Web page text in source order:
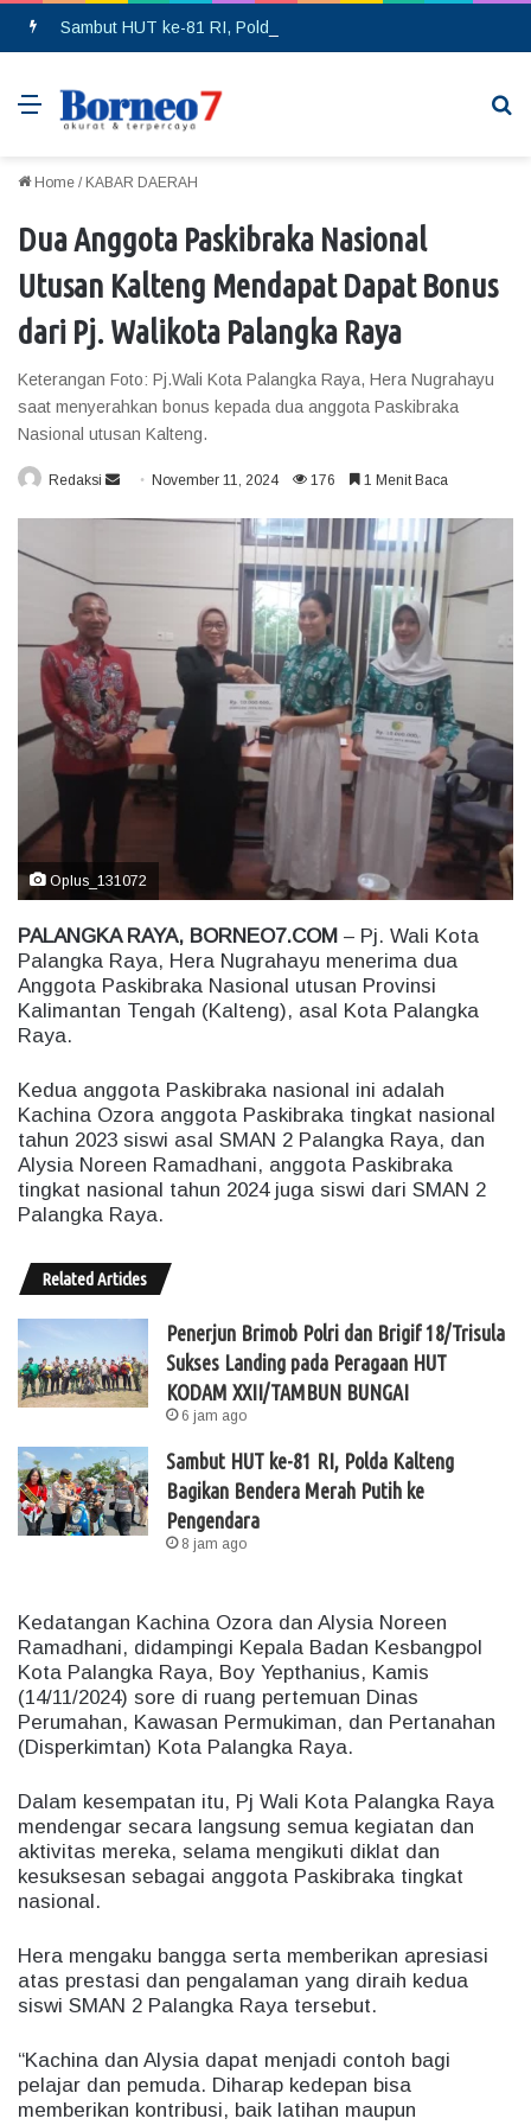
Menu
Home / KABAR DAERAH
Dua Anggota Paskibraka Nasional
Utusan Kalteng Mendapat Dapat Bonus
dari Pj. Walikota Palangka Raya
Keterangan Foto: Pj.Wali Kota Palangka Raya, Hera Nugrahayu
saat menyerahkan bonus kepada dua anggota Paskibraka
Nasional utusan Kalteng.
Redaksi
e
m
a
i
l
November 11, 2024 176 1 Menit Baca
Oplus_131072
PALANGKA RAYA, BORNEO7.COM – Pj. Wali Kota
Palangka Raya, Hera Nugrahayu menerima dua
Anggota Paskibraka Nasional utusan Provinsi
Kalimantan Tengah (Kalteng), asal Kota Palangka
Raya.
Kedua anggota Paskibraka nasional ini adalah
Kachina Ozora anggota Paskibraka tingkat nasional
tahun 2023 siswi asal SMAN 2 Palangka Raya, dan
Alysia Noreen Ramadhani, anggota Paskibraka
tingkat nasional tahun 2024 juga siswi dari SMAN 2
Palangka Raya.
Related Articles
Penerjun Brimob Polri dan Brigif 18/Trisula
Sukses Landing pada Peragaan HUT
KODAM XXII/TAMBUN BUNGAI
6 jam ago
Sambut HUT ke-81 RI, Polda Kalteng
Bagikan Bendera Merah Putih ke
Pengendara
8 jam ago
Kedatangan Kachina Ozora dan Alysia Noreen
Ramadhani, didampingi Kepala Badan Kesbangpol
Kota Palangka Raya, Boy Yepthanius, Kamis
(14/11/2024) sore di ruang pertemuan Dinas
Perumahan, Kawasan Permukiman, dan Pertanahan
(Disperkimtan) Kota Palangka Raya.
Dalam kesempatan itu, Pj Wali Kota Palangka Raya
mendengar secara langsung semua kegiatan dan
aktivitas mereka, selama mengikuti diklat dan
kesuksesan sebagai anggota Paskibraka tingkat
nasional.
Hera mengaku bangga serta memberikan apresiasi
atas prestasi dan pengalaman yang diraih kedua
siswi SMAN 2 Palangka Raya tersebut.
“Kachina dan Alysia dapat menjadi contoh bagi
pelajar dan pemuda. Diharap kedepan bisa
memberikan kontribusi, baik latihan maupun